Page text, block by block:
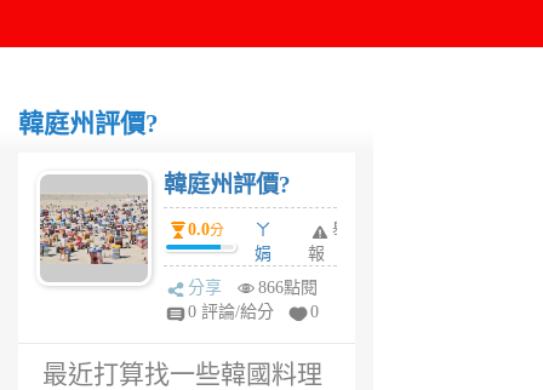
韓庭州評價?
韓庭州評價?
0.0分
ㄚ
娟
6
年
舉
報
分享
866點閱
0 評論/給分
0
最近打算找一些韓國料理